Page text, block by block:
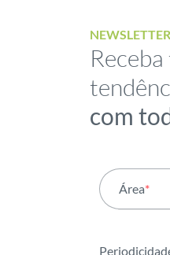
NEWSLETTER
com
Área*